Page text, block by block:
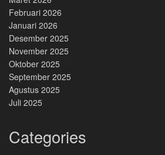
Februari 2026
Januari 2026
Desember 2025
November 2025
Oktober 2025
September 2025
Agustus 2025
Juli 2025
Categories